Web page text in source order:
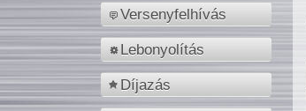
Versenyfelhívás
Lebonyolítás
Díjazás